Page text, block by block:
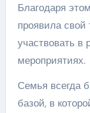
Благодаря
проявила свой
участвовать в
мероприятиях.
Семья всегда
базой, в